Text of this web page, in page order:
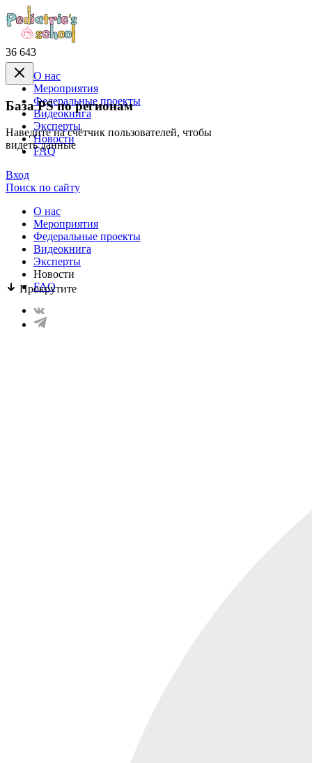
36 643
База PS по регионам
Наведите на счётчик пользователей, чтобы
видеть данные
Прокрутите
О нас
Mероприятия
Федеральные проекты
Видеокнига
Эксперты
Новости
FAQ
Вход
Поиск по сайту
О нас
Mероприятия
Федеральные проекты
Видеокнига
Эксперты
Новости
FAQ